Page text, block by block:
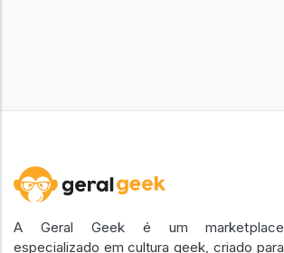
A Geral Geek é um marketplace
especializado em cultura geek, criado para